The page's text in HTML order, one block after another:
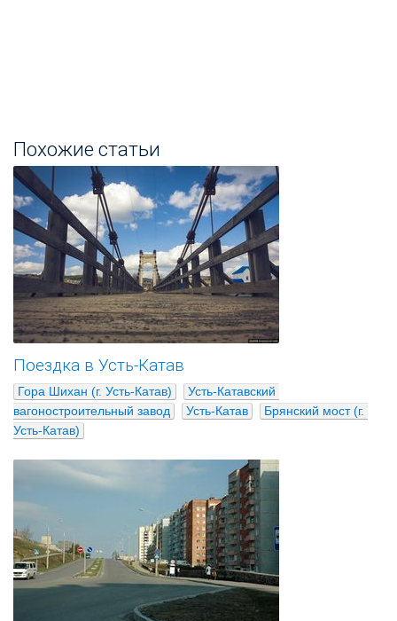
Похожие статьи
Поездка в Усть-Катав
Гора Шихан (г. Усть-Катав)
Усть-Катавский
вагоностроительный завод
Усть-Катав
Брянский мост (г.
Усть-Катав)